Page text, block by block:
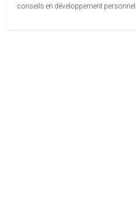
conseils en développement personnel.